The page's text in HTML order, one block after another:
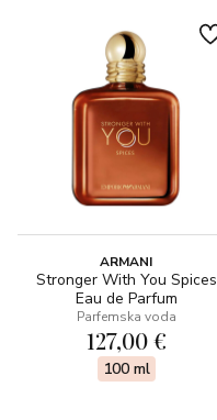
ARMANI
Stronger With You Spices
Eau de Parfum
Parfemska voda
127,00 €
100 ml